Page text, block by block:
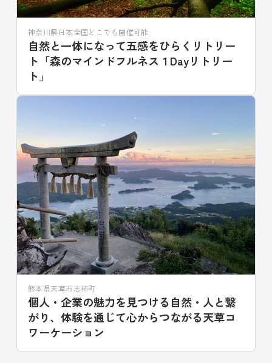
神奈川県日本全国どこでも開催可能
自然と一体になって五感をひらくリトリー
ト「森のマインドフルネス１Dayリトリー
ト」
熊本県天草市志柿町
個人・企業の魅力を見つける自然・人と繋
がり、体験を通じて心からつながる天草コ
ワーケーション